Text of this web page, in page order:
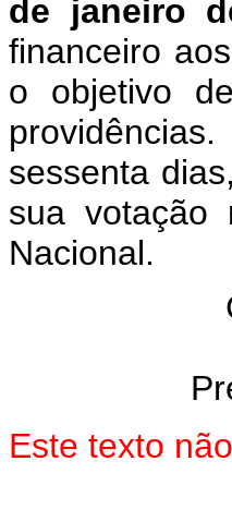
de janeiro
financeiro
o objetivo
providências.
sessenta
sua votação
Nacional.
Este texto